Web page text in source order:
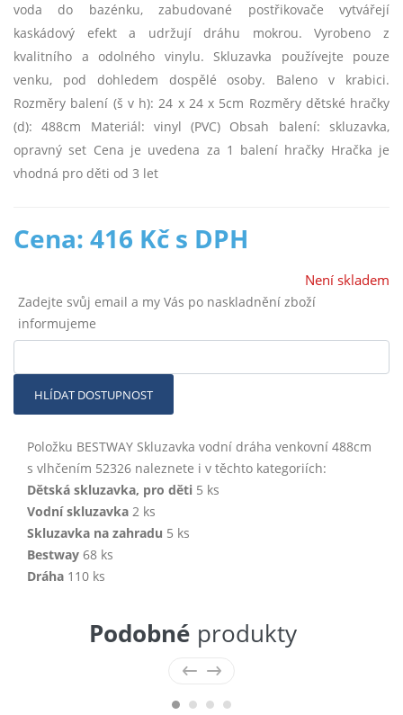
voda do bazénku, zabudované postřikovače vytvářejí
kaskádový efekt a udržují dráhu mokrou. Vyrobeno z
kvalitního a odolného vinylu. Skluzavka používejte pouze
venku, pod dohledem dospělé osoby. Baleno v krabici.
Rozměry balení (š v h): 24 x 24 x 5cm Rozměry dětské hračky
(d): 488cm Materiál: vinyl (PVC) Obsah balení: skluzavka,
opravný set Cena je uvedena za 1 balení hračky Hračka je
vhodná pro děti od 3 let
Cena: 416 Kč s DPH
Není skladem
Zadejte svůj email a my Vás po naskladnění zboží
informujeme
HLÍDAT DOSTUPNOST
Položku BESTWAY Skluzavka vodní dráha venkovní 488cm
s vlhčením 52326 naleznete i v těchto kategoriích:
Dětská skluzavka, pro děti 5 ks
Vodní skluzavka 2 ks
Skluzavka na zahradu 5 ks
Bestway 68 ks
Dráha 110 ks
Podobné produkty